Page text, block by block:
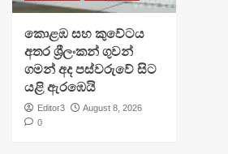
​කොළඹ සහ කුවේටය
අතර ශ්‍රීලංකන් ගුවන්
ගමන් අද පස්වරුවේ සිට
යළි ඇරඹෙයි
Editor3
August 8, 2026
0